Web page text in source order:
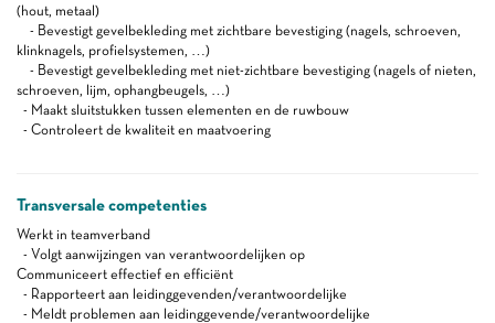
(hout, metaal)
- Bevestigt gevelbekleding met zichtbare bevestiging (nagels, schroeven,
klinknagels, profielsystemen, …)
- Bevestigt gevelbekleding met niet-zichtbare bevestiging (nagels of nieten,
schroeven, lijm, ophangbeugels, …)
- Maakt sluitstukken tussen elementen en de ruwbouw
- Controleert de kwaliteit en maatvoering
Transversale competenties
Werkt in teamverband
- Volgt aanwijzingen van verantwoordelijken op
Communiceert effectief en efficiënt
- Rapporteert aan leidinggevenden/verantwoordelijke
- Meldt problemen aan leidinggevende/verantwoordelijke